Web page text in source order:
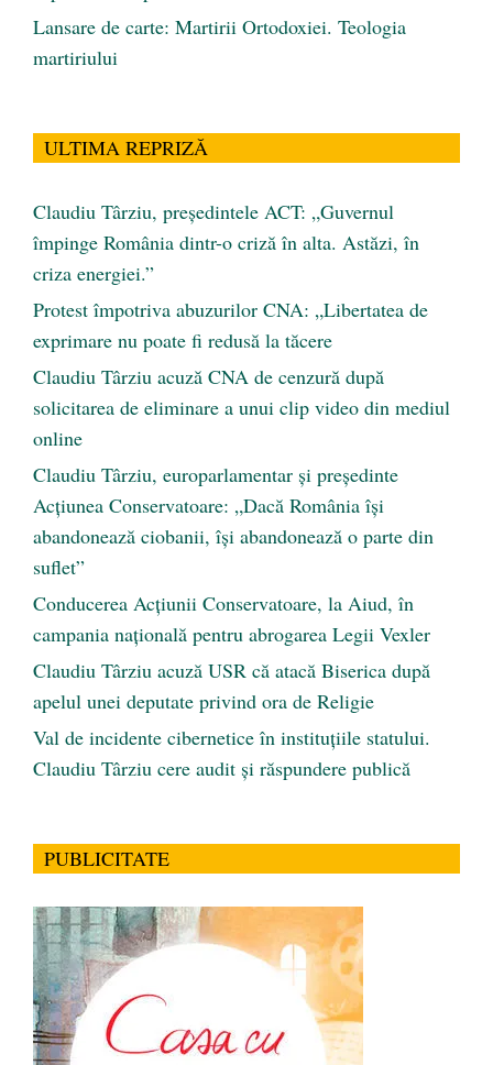
Lansare de carte: Martirii Ortodoxiei. Teologia
martiriului
ULTIMA REPRIZĂ
Claudiu Târziu, președintele ACT: „Guvernul
împinge România dintr-o criză în alta. Astăzi, în
criza energiei.”
Protest împotriva abuzurilor CNA: „Libertatea de
exprimare nu poate fi redusă la tăcere
Claudiu Târziu acuză CNA de cenzură după
solicitarea de eliminare a unui clip video din mediul
online
Claudiu Târziu, europarlamentar și președinte
Acțiunea Conservatoare: „Dacă România își
abandonează ciobanii, își abandonează o parte din
suflet”
Conducerea Acțiunii Conservatoare, la Aiud, în
campania națională pentru abrogarea Legii Vexler
Claudiu Târziu acuză USR că atacă Biserica după
apelul unei deputate privind ora de Religie
Val de incidente cibernetice în instituțiile statului.
Claudiu Târziu cere audit și răspundere publică
PUBLICITATE